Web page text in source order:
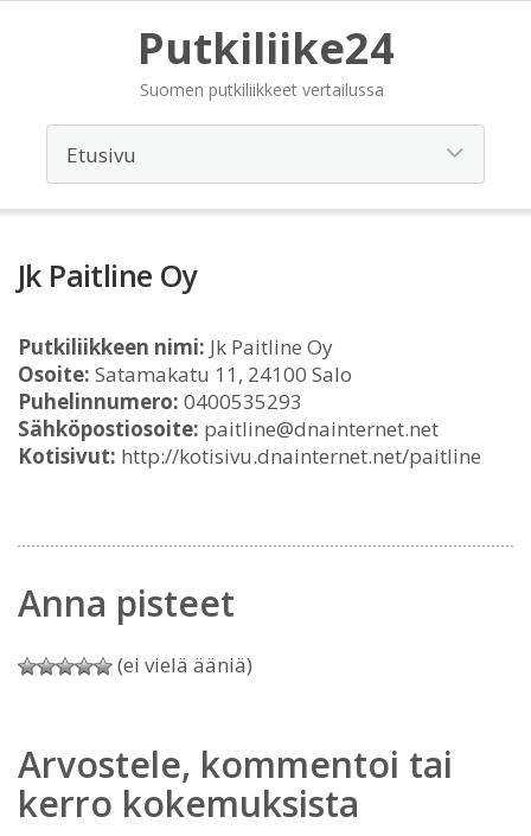
Putkiliike24
Suomen putkiliikkeet vertailussa
Jk Paitline Oy
Putkiliikkeen nimi: Jk Paitline Oy
Osoite: Satamakatu 11, 24100 Salo
Puhelinnumero: 0400535293
Sähköpostiosoite: paitline@dnainternet.net
Kotisivut: http://kotisivu.dnainternet.net/paitline
Anna pisteet
(ei vielä ääniä)
Arvostele, kommentoi tai
kerro kokemuksista